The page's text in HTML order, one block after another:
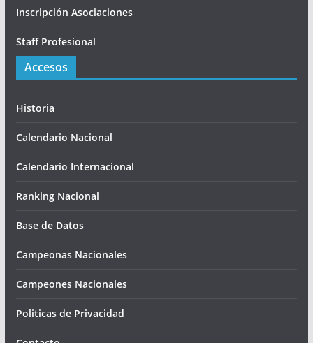
Inscripción Asociaciones
Staff Profesional
Accesos
Historia
Calendario Nacional
Calendario Internacional
Ranking Nacional
Base de Datos
Campeonas Nacionales
Campeones Nacionales
Politicas de Privacidad